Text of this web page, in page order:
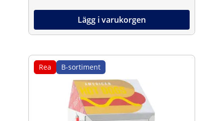
Lägg i varukorgen
Rea B-sortiment